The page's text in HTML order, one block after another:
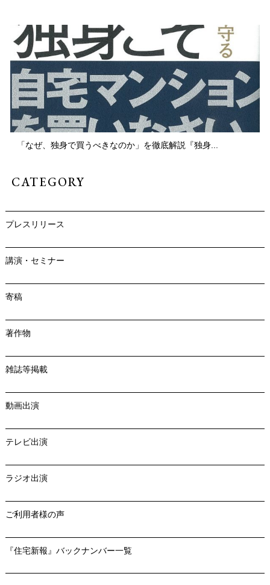
「なぜ、独身で買うべきなのか」を徹底解説『独身...
CATEGORY
プレスリリース
講演・セミナー
寄稿
著作物
雑誌等掲載
動画出演
テレビ出演
ラジオ出演
ご利用者様の声
『住宅新報』バックナンバー一覧